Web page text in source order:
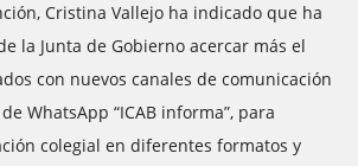
Cristina Vallejo ha indicado que ha
la Junta de Gobierno acercar más el
con nuevos canales de comunicación
WhatsApp “ICAB informa”, para
colegial en diferentes formatos y